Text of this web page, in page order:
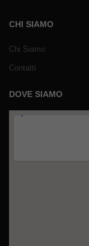
CHI SIAMO
Chi Siamo
Contatti
DOVE SIAMO